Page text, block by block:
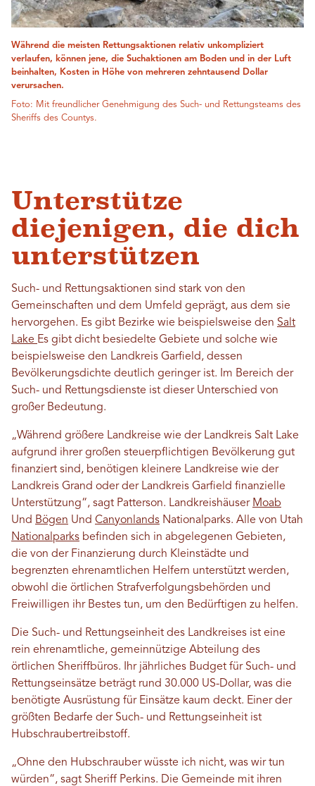
Während die meisten Rettungsaktionen relativ unkompliziert
verlaufen, können jene, die Suchaktionen am Boden und in der Luft
beinhalten, Kosten in Höhe von mehreren zehntausend Dollar
verursachen.
Foto: Mit freundlicher Genehmigung des Such- und Rettungsteams des
Sheriffs des Countys.
Unterstütze
diejenigen, die dich
unterstützen
Such- und Rettungsaktionen sind stark von den
Gemeinschaften und dem Umfeld geprägt, aus dem sie
hervorgehen. Es gibt Bezirke wie beispielsweise den Salt
Lake Es gibt dicht besiedelte Gebiete und solche wie
beispielsweise den Landkreis Garfield, dessen
Bevölkerungsdichte deutlich geringer ist. Im Bereich der
Such- und Rettungsdienste ist dieser Unterschied von
großer Bedeutung.
„Während größere Landkreise wie der Landkreis Salt Lake
aufgrund ihrer großen steuerpflichtigen Bevölkerung gut
finanziert sind, benötigen kleinere Landkreise wie der
Landkreis Grand oder der Landkreis Garfield finanzielle
Unterstützung“, sagt Patterson. Landkreishäuser Moab
Und Bögen Und Canyonlands Nationalparks. Alle von Utah
Nationalparks befinden sich in abgelegenen Gebieten,
die von der Finanzierung durch Kleinstädte und
begrenzten ehrenamtlichen Helfern unterstützt werden,
obwohl die örtlichen Strafverfolgungsbehörden und
Freiwilligen ihr Bestes tun, um den Bedürftigen zu helfen.
Die Such- und Rettungseinheit des Landkreises ist eine
rein ehrenamtliche, gemeinnützige Abteilung des
örtlichen Sheriffbüros. Ihr jährliches Budget für Such- und
Rettungseinsätze beträgt rund 30.000 US-Dollar, was die
benötigte Ausrüstung für Einsätze kaum deckt. Einer der
größten Bedarfe der Such- und Rettungseinheit ist
Hubschraubertreibstoff.
„Ohne den Hubschrauber wüsste ich nicht, was wir tun
würden“, sagt Sheriff Perkins. Die Gemeinde mit ihren